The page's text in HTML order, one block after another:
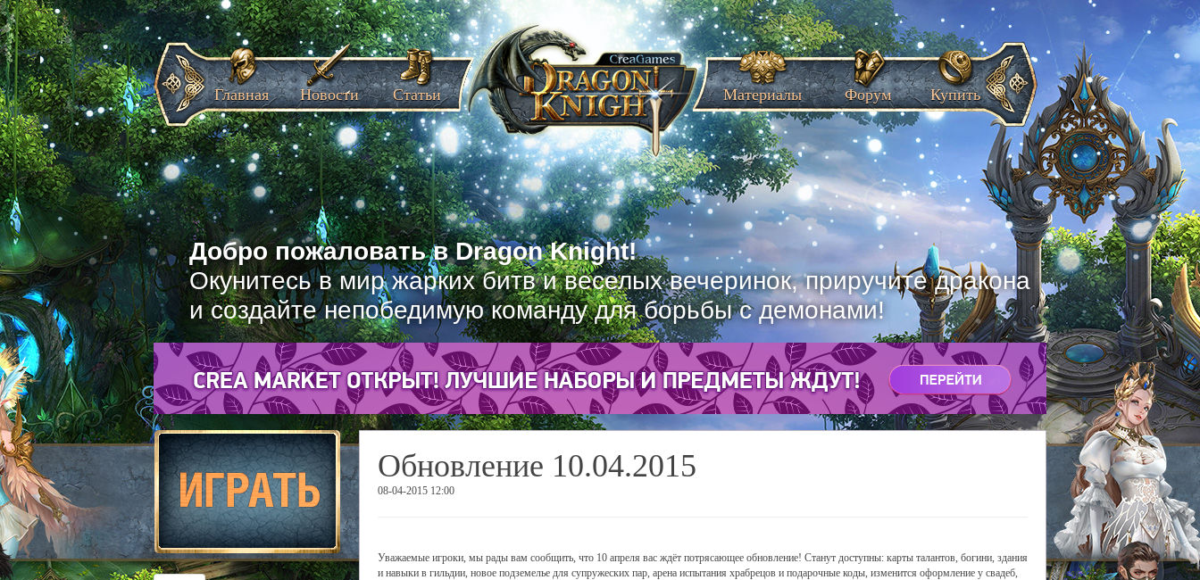
Добро пожаловать в Dragon Knight!
Окунитесь в мир жарких битв и веселых вечеринок, приручите дракона
и создайте непобедимую команду для борьбы с демонами!
Главная Новости Статьи Материалы Форум Купить
Обновление 10.04.2015
08-04-2015 12:00
Уважаемые игроки, мы рады вам сообщить, что 10 апреля вас ждёт потрясающее обновление! Станут доступны: карты талантов, богини, здания
и навыки в гильдии, новое подземелье для супружеских пар, арена испытания храбрецов и подарочные коды, изменится оформление у свадеб,